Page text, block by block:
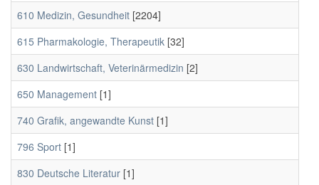
610 Medizin, Gesundheit [2204]
615 Pharmakologie, Therapeutik [32]
630 Landwirtschaft, Veterinärmedizin [2]
650 Management [1]
740 Grafik, angewandte Kunst [1]
796 Sport [1]
830 Deutsche Literatur [1]